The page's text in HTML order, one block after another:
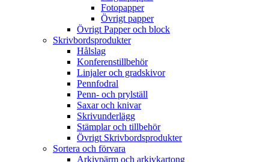
Fotopapper
Övrigt papper
Övrigt Papper och block
Skrivbordsprodukter
Hålslag
Konferenstillbehör
Linjaler och gradskivor
Pennfodral
Penn- och prylställ
Saxar och knivar
Skrivunderlägg
Stämplar och tillbehör
Övrigt Skrivbordsprodukter
Sortera och förvara
Arkivpärm och arkivkartong